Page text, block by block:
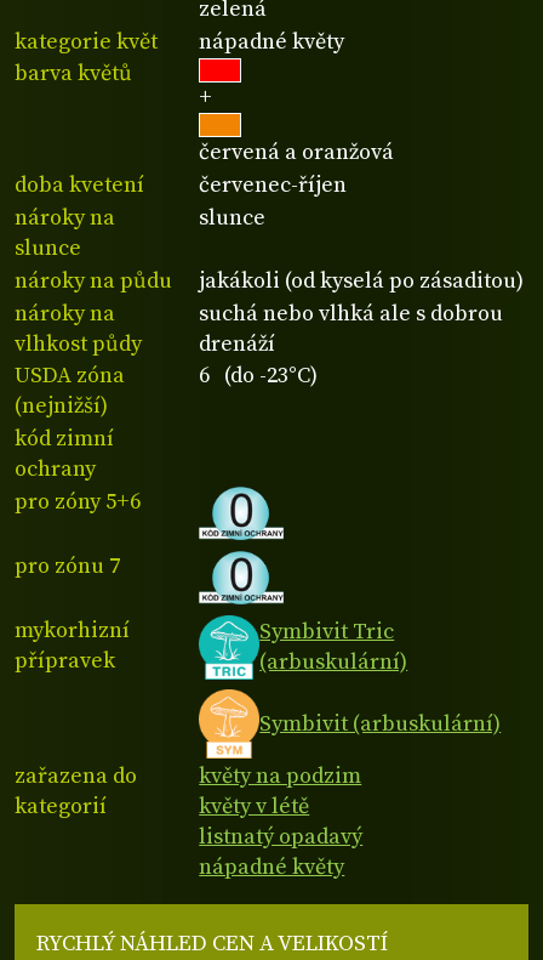
zelená
kategorie květ
nápadné květy
barva květů
+
červená a oranžová
doba kvetení
červenec-říjen
nároky na
slunce
slunce
nároky na půdu
jakákoli (od kyselá po zásaditou)
nároky na
vlhkost půdy
suchá nebo vlhká ale s dobrou
drenáží
USDA zóna
(nejnižší)
6 (do -23°C)
kód zimní
ochrany
pro zóny 5+6
pro zónu 7
mykorhizní
přípravek
Symbivit Tric
(arbuskulární)
Symbivit (arbuskulární)
zařazena do
kategorií
květy na podzim
květy v létě
listnatý opadavý
nápadné květy
RYCHLÝ NÁHLED CEN A VELIKOSTÍ